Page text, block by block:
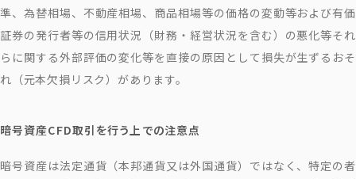
準、為替相場、不動産相場、商品相場等の価格の変動等および有価
証券の発行者等の信用状況（財務・経営状況を含む）の悪化等それ
らに関する外部評価の変化等を直接の原因として損失が生ずるおそ
れ（元本欠損リスク）があります。
暗号資産CFD取引を行う上での注意点
暗号資産は法定通貨（本邦通貨又は外国通貨）ではなく、特定の者